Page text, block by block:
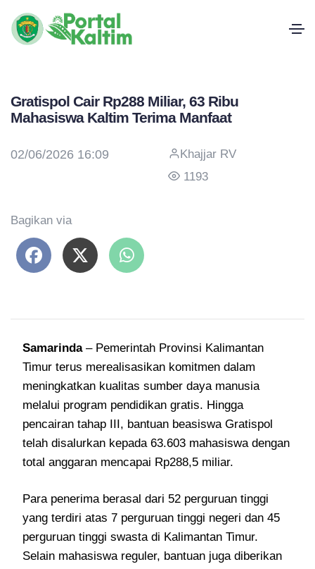
Gratispol Cair Rp288 Miliar, 63 Ribu
Mahasiswa Kaltim Terima Manfaat
02/06/2026 16:09
Khajjar RV
1193
Bagikan via
Samarinda– Pemerintah Provinsi Kalimantan
Timur terus merealisasikan komitmen dalam
meningkatkan kualitas sumber daya manusia
melalui program pendidikan gratis. Hingga
pencairan tahap III, bantuan beasiswa Gratispol
telah disalurkan kepada 63.603 mahasiswa dengan
total anggaran mencapai Rp288,5 miliar.
Para penerima berasal dari 52 perguruan tinggi
yang terdiri atas 7 perguruan tinggi negeri dan 45
perguruan tinggi swasta di Kalimantan Timur.
Selain mahasiswa reguler, bantuan juga diberikan